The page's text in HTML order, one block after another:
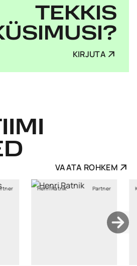
TEKKIS
KIRJUTA
VAATA ROHKEM
Ratnik Partner Kristi Sild